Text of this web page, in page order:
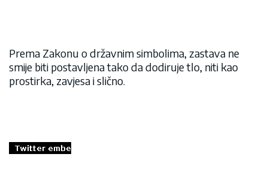
Prema Zakonu o državnim simbolima, zastava ne
smije biti postavljena tako da dodiruje tlo, niti kao
prostirka, zavjesa i slično.